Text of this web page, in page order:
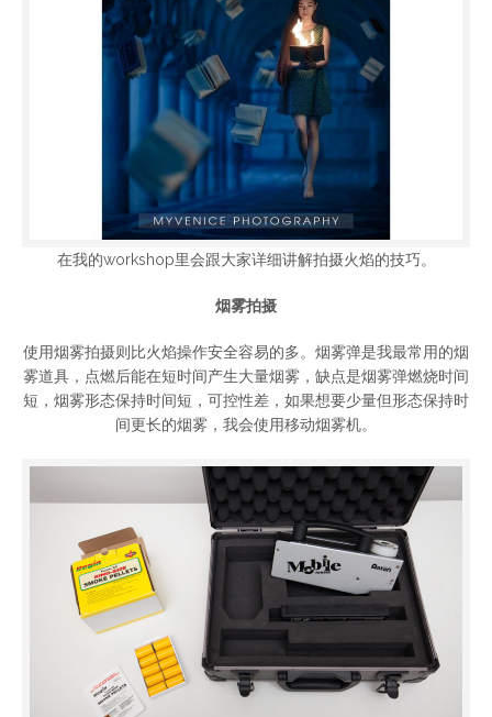
在我的workshop里会跟大家详细讲解拍摄火焰的技巧。
烟雾拍摄
使用烟雾拍摄则比火焰操作安全容易的多。烟雾弹是我最常用的烟
雾道具，点燃后能在短时间产生大量烟雾，缺点是烟雾弹燃烧时间
短，烟雾形态保持时间短，可控性差，如果想要少量但形态保持时
间更长的烟雾，我会使用移动烟雾机。